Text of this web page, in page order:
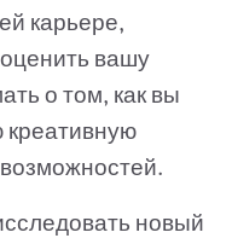
карьере,
вашу
о том, как вы
креативную
новый